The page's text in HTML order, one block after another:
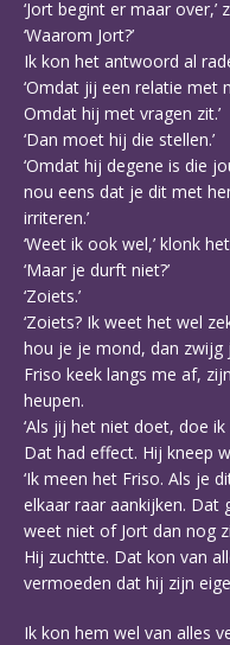
‘Jort begint er maar over,’
‘Waarom Jort?’
Ik kon het antwoord al
‘Omdat jij een relatie met
Omdat hij met vragen zit.’
‘Dan moet hij die stellen.’
‘Omdat hij degene is die
nou eens dat je dit met
irriteren.’
‘Weet ik ook wel,’ klonk
‘Maar je durft niet?’
‘Zoiets.’
‘Zoiets? Ik weet het wel
hou je je mond, dan zwijg
Friso keek langs me af,
heupen.
‘Als jij het niet doet, doe ik
Dat had effect. Hij kneep
‘Ik meen het Friso. Als je
elkaar raar aankijken. Dat
weet niet of Jort dan nog
Hij zuchtte. Dat kon van
vermoeden dat hij zijn
Ik kon hem wel van alles